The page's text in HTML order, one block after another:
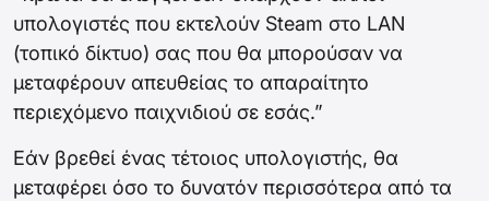
υπολογιστές που εκτελούν Steam στο LAN
(τοπικό δίκτυο) σας που θα μπορούσαν να
μεταφέρουν απευθείας το απαραίτητο
περιεχόμενο παιχνιδιού σε εσάς.”
Εάν βρεθεί ένας τέτοιος υπολογιστής, θα
μεταφέρει όσο το δυνατόν περισσότερα από τα